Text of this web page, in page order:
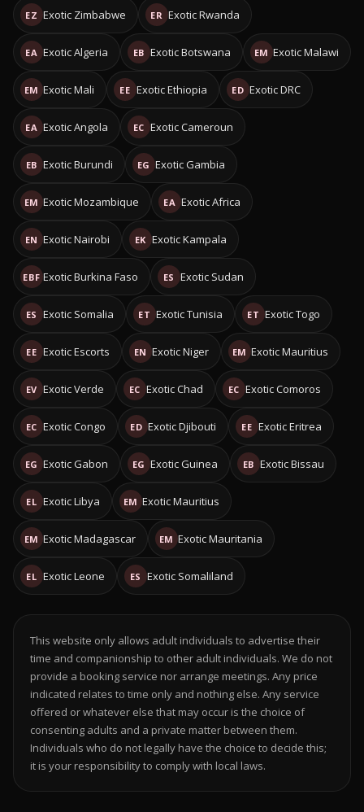
EZ Exotic Zimbabwe ER Exotic Rwanda
EA Exotic Algeria EB Exotic Botswana EM Exotic Malawi
EM Exotic Mali EE Exotic Ethiopia ED Exotic DRC
EA Exotic Angola EC Exotic Cameroun
EB Exotic Burundi EG Exotic Gambia
EM Exotic Mozambique EA Exotic Africa
EN Exotic Nairobi EK Exotic Kampala
EBF Exotic Burkina Faso ES Exotic Sudan
ES Exotic Somalia ET Exotic Tunisia ET Exotic Togo
EE Exotic Escorts EN Exotic Niger EM Exotic Mauritius
EV Exotic Verde EC Exotic Chad EC Exotic Comoros
EC Exotic Congo ED Exotic Djibouti EE Exotic Eritrea
EG Exotic Gabon EG Exotic Guinea EB Exotic Bissau
EL Exotic Libya EM Exotic Mauritius
EM Exotic Madagascar EM Exotic Mauritania
EL Exotic Leone ES Exotic Somaliland
This website only allows adult individuals to advertise their
time and companionship to other adult individuals. We do not
provide a booking service nor arrange meetings. Any price
indicated relates to time only and nothing else. Any service
offered or whatever else that may occur is the choice of
consenting adults and a private matter between them.
Individuals who do not legally have the choice to decide this;
it is your responsibility to comply with local laws.